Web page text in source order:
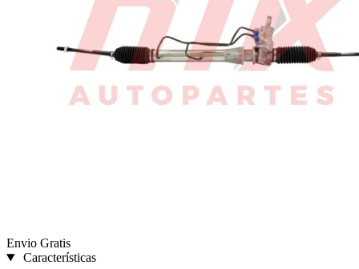
Envio Gratis
Características